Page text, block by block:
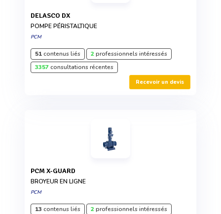
DELASCO DX
POMPE PÉRISTALTIQUE
PCM
51contenus liés 2professionnels intéressés
3357consultations récentes
Recevoir un devis
PCM X-GUARD
BROYEUR EN LIGNE
PCM
13 contenus liés 2professionnels intéressés